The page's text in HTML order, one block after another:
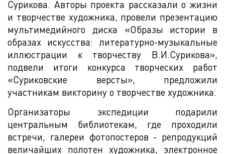
Сурикова. Авторы проекта рассказали о жизни
и творчестве художника, провели презентацию
мультимедийного диска «Образы истории в
образах искусства: литературно-музыкальные
иллюстрации к творчеству В.И.Сурикова»,
подвели итоги конкурса творческих работ
«Суриковские версты», предложили
участникам викторину о творчестве художника.
Организаторы экспедиции подарили
центральным библиотекам, где проходили
встречи, галереи фотопостеров - репродукций
величайших полотен художника, электронное